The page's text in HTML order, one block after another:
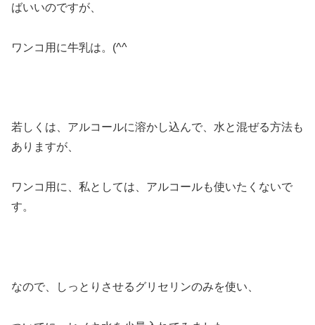
ばいいのですが、
ワンコ用に牛乳は。(^^ゞ
若しくは、アルコールに溶かし込んで、水と混ぜる方法も
ありますが、
ワンコ用に、私としては、アルコールも使いたくないで
す。
なので、しっとりさせるグリセリンのみを使い、